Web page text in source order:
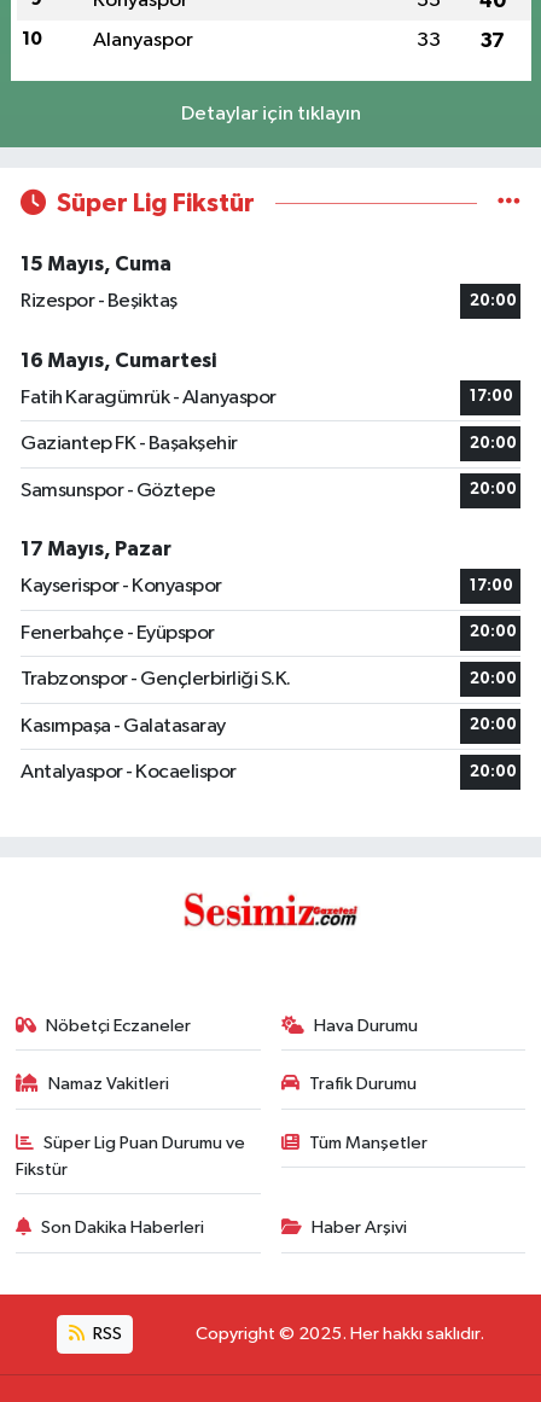
10 Alanyaspor 33 37
Detaylar için tıklayın
Süper Lig Fikstür
15 Mayıs, Cuma
Rizespor - Beşiktaş
20:00
16 Mayıs, Cumartesi
Fatih Karagümrük - Alanyaspor
17:00
Gaziantep FK - Başakşehir 20:00
Samsunspor - Göztepe 20:00
17 Mayıs, Pazar
Kayserispor - Konyaspor
17:00
Fenerbahçe - Eyüpspor 20:00
Trabzonspor - Gençlerbirliği S.K. 20:00
Kasımpaşa - Galatasaray 20:00
Antalyaspor - Kocaelispor 20:00
Nöbetçi Eczaneler Hava Durumu
Namaz Vakitleri Trafik Durumu
Süper Lig Puan Durumu ve
Fikstür
Tüm Manşetler
Son Dakika Haberleri Haber Arşivi
RSS Copyright © 2025. Her hakkı saklıdır.